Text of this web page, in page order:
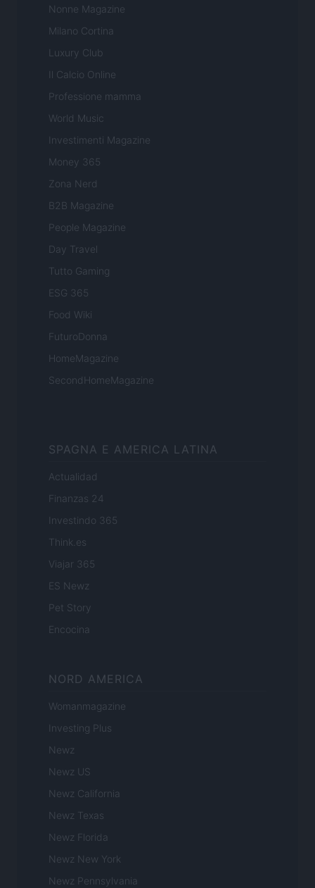
Nonne Magazine
Milano Cortina
Luxury Club
Il Calcio Online
Professione mamma
World Music
Investimenti Magazine
Money 365
Zona Nerd
B2B Magazine
People Magazine
Day Travel
Tutto Gaming
ESG 365
Food Wiki
FuturoDonna
HomeMagazine
SecondHomeMagazine
SPAGNA E AMERICA LATINA
Actualidad
Finanzas 24
Investindo 365
Think.es
Viajar 365
ES Newz
Pet Story
Encocina
NORD AMERICA
Womanmagazine
Investing Plus
Newz
Newz US
Newz California
Newz Texas
Newz Florida
Newz New York
Newz Pennsylvania